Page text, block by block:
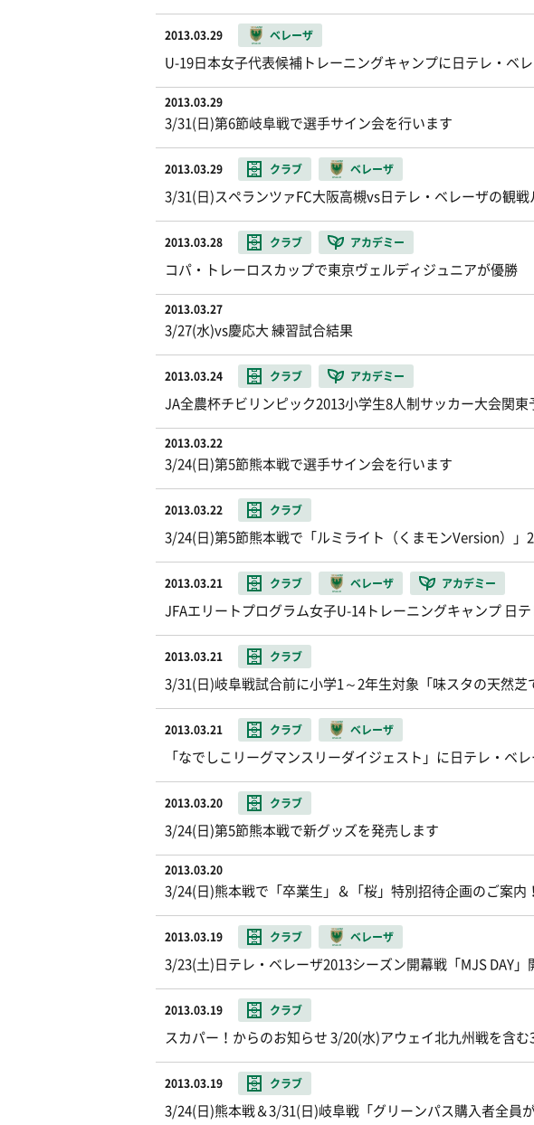
2013.03.29 ベレーザ
U-19日本女子代表候補トレーニングキャンプに日テレ・ベ
2013.03.29
3/31(日)第6節岐阜戦で選手サイン会を行います
2013.03.29 クラブ ベレーザ
3/31(日)スペランツァFC大阪高槻vs日テレ・ベレーザの観
2013.03.28 クラブ アカデミー
コパ・トレーロスカップで東京ヴェルディジュニアが優勝
2013.03.27
3/27(水)vs慶応大 練習試合結果
2013.03.24 クラブ アカデミー
JA全農杯チビリンピック2013小学生8人制サッカー大会関
2013.03.22
3/24(日)第5節熊本戦で選手サイン会を行います
2013.03.22 クラブ
3/24(日)第5節熊本戦で「ルミライト（くまモンVersion）」
2013.03.21 クラブ ベレーザ アカデミー
JFAエリートプログラム女子U-14トレーニングキャンプ 日
2013.03.21 クラブ
3/31(日)岐阜戦試合前に小学1～2年生対象「味スタの天然
2013.03.21 クラブ ベレーザ
「なでしこリーグマンスリーダイジェスト」に日テレ・ベ
2013.03.20 クラブ
3/24(日)第5節熊本戦で新グッズを発売します
2013.03.20
3/24(日)熊本戦で「卒業生」＆「桜」特別招待企画のご案内！
2013.03.19 クラブ ベレーザ
3/23(土)日テレ・ベレーザ2013シーズン開幕戦「MJS DAY」
2013.03.19 クラブ
スカパー！からのお知らせ 3/20(水)アウェイ北九州戦を含む
2013.03.19 クラブ
3/24(日)熊本戦＆3/31(日)岐阜戦「グリーンパス購入者全員